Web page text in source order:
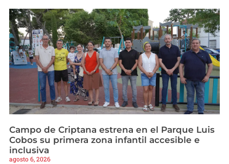
Campo de Criptana estrena en el Parque Luis
Cobos su primera zona infantil accesible e
inclusiva
agosto 6, 2026